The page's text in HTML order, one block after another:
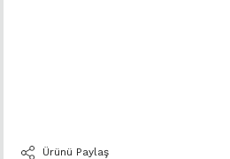
Ürünü Paylaş